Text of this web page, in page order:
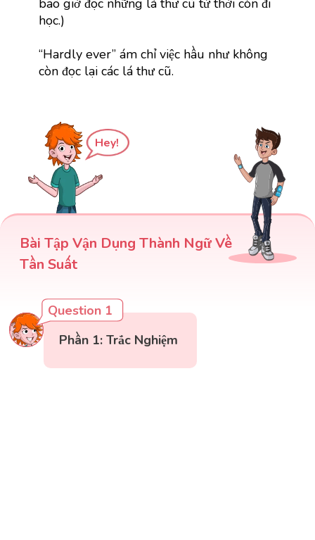
bao giờ đọc những lá thư cũ từ thời còn đi
học.)
“Hardly ever” ám chỉ việc hầu như không
còn đọc lại các lá thư cũ.
Hey!
Bài Tập Vận Dụng Thành Ngữ Về
Tần Suất
Question 1
Phần 1: Trắc Nghiệm